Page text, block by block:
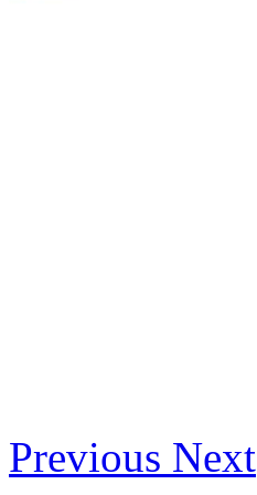
Previous Next